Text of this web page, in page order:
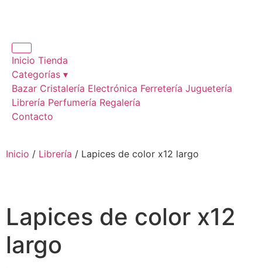
Inicio Tienda
Categorías ▾
Bazar Cristalería Electrónica Ferretería Juguetería
Librería Perfumería Regalería
Contacto
Inicio / Librería / Lapices de color x12 largo
Lapices de color x12
largo